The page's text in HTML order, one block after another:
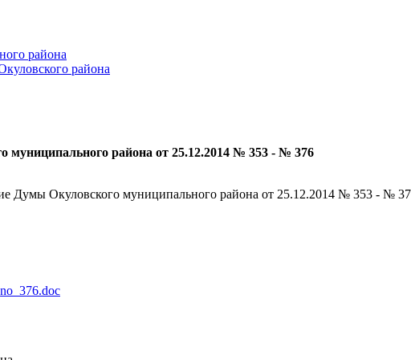
района
района
района от 25.12.2014 № 353 - № 376
Думы Окуловского муниципального района от 25.12.2014 № 353 - №
no_376.doc